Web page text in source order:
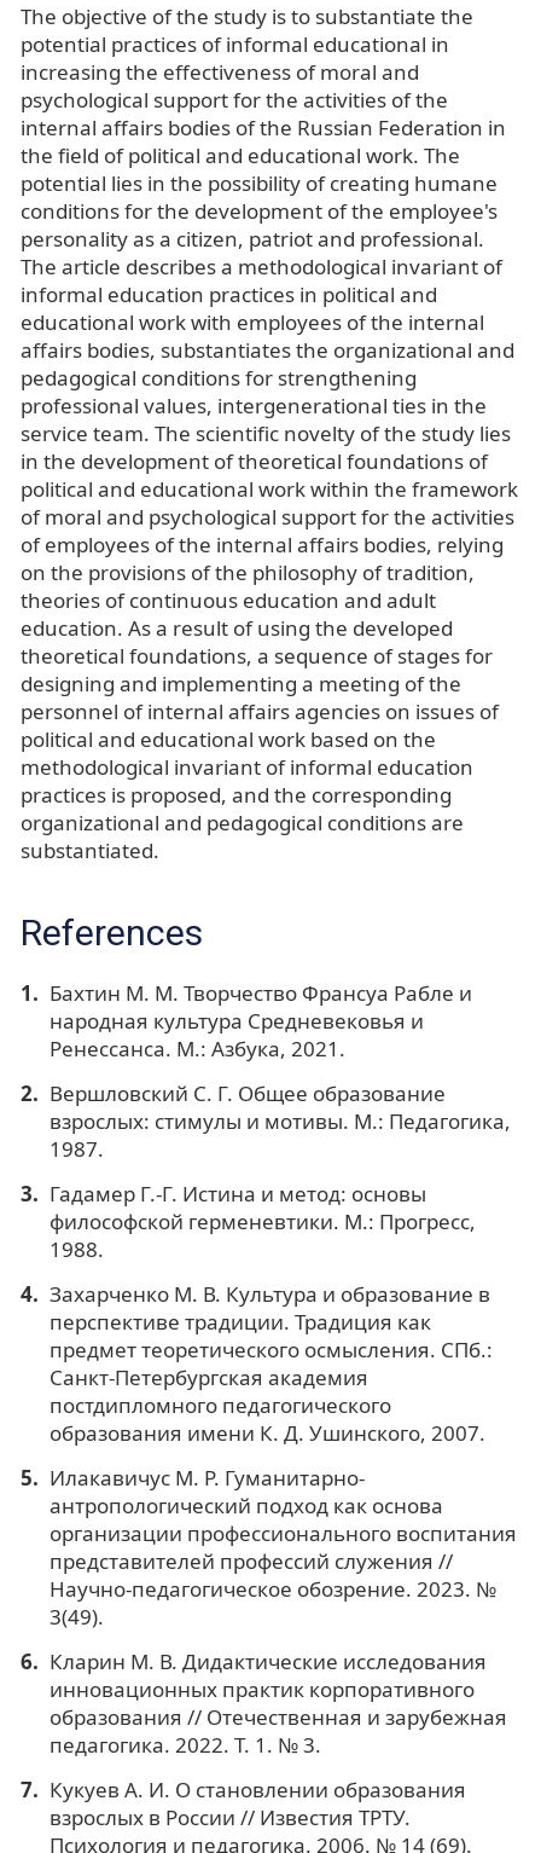
The objective of the study is to substantiate the
potential practices of informal educational in
increasing the effectiveness of moral and
psychological support for the activities of the
internal affairs bodies of the Russian Federation in
the field of political and educational work. The
potential lies in the possibility of creating humane
conditions for the development of the employee's
personality as a citizen, patriot and professional.
The article describes a methodological invariant of
informal education practices in political and
educational work with employees of the internal
affairs bodies, substantiates the organizational and
pedagogical conditions for strengthening
professional values, intergenerational ties in the
service team. The scientific novelty of the study lies
in the development of theoretical foundations of
political and educational work within the framework
of moral and psychological support for the activities
of employees of the internal affairs bodies, relying
on the provisions of the philosophy of tradition,
theories of continuous education and adult
education. As a result of using the developed
theoretical foundations, a sequence of stages for
designing and implementing a meeting of the
personnel of internal affairs agencies on issues of
political and educational work based on the
methodological invariant of informal education
practices is proposed, and the corresponding
organizational and pedagogical conditions are
substantiated.
References
Бахтин М. М. Творчество Франсуа Рабле и
народная культура Средневековья и
Ренессанса. М.: Азбука, 2021.
Вершловский С. Г. Общее образование
взрослых: стимулы и мотивы. М.: Педагогика,
1987.
Гадамер Г.-Г. Истина и метод: основы
философской герменевтики. М.: Прогресс,
1988.
Захарченко М. В. Культура и образование в
перспективе традиции. Традиция как
предмет теоретического осмысления. СПб.:
Санкт-Петербургская академия
постдипломного педагогического
образования имени К. Д. Ушинского, 2007.
Илакавичус М. Р. Гуманитарно-
антропологический подход как основа
организации профессионального воспитания
представителей профессий служения //
Научно-педагогическое обозрение. 2023. №
3(49).
Кларин М. В. Дидактические исследования
инновационных практик корпоративного
образования // Отечественная и зарубежная
педагогика. 2022. Т. 1. № 3.
Кукуев А. И. О становлении образования
взрослых в России // Известия ТРТУ.
Психология и педагогика. 2006. № 14 (69).